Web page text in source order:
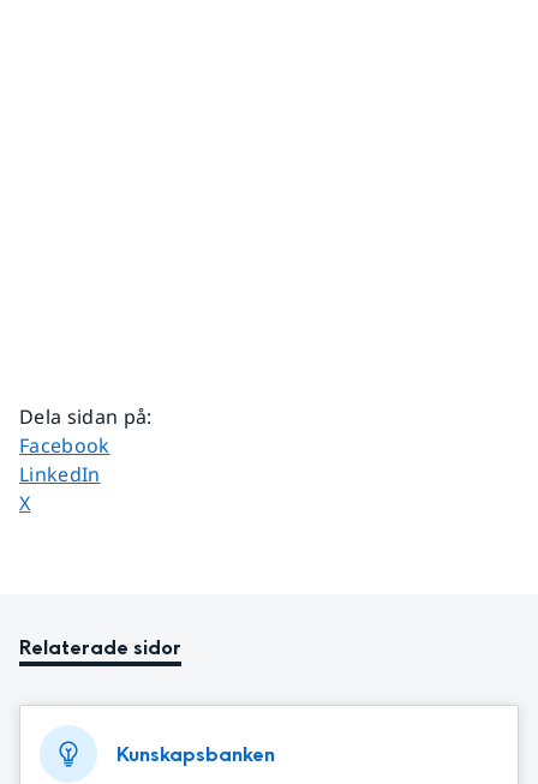
Dela sidan på:
Dela sidan på
Facebook
Dela sidan på
LinkedIn
Dela sidan på
X
Relaterade sidor
Kunskapsbanken